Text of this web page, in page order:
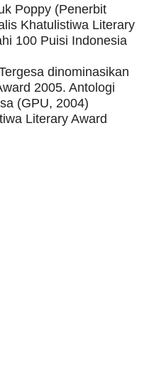
Poppy (Penerbit
Khatulistiwa Literary
100 Puisi Indonesia
dinominasikan
2005. Antologi
(GPU, 2004)
Literary Award